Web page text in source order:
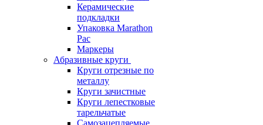
Керамические
подкладки
Упаковка Marathon
Pac
Маркеры
Абразивные круги
Круги отрезные по
металлу
Круги зачистные
Круги лепестковые
тарельчатые
Самозацепляемые